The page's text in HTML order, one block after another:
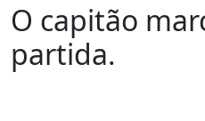
O capitão
partida.